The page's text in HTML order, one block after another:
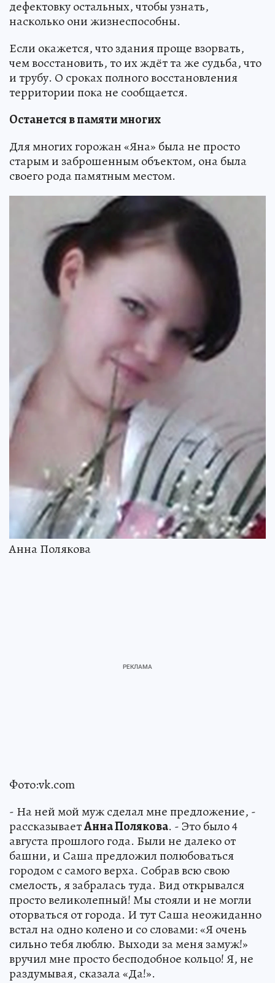
дефектовку остальных, чтобы узнать,
насколько они жизнеспособны.
Если окажется, что здания проще взорвать,
чем восстановить, то их ждёт та же судьба, что
и трубу. О сроках полного восстановления
территории пока не сообщается.
Останется в памяти многих
Для многих горожан «Яна» была не просто
старым и заброшенным объектом, она была
своего рода памятным местом.
Анна Полякова
Фото:vk.com
- На ней мой муж сделал мне предложение, -
рассказываетАнна Полякова. - Это было 4
августа прошлого года. Были не далеко от
башни, и Саша предложил полюбоваться
городом с самого верха. Собрав всю свою
смелость, я забралась туда. Вид открывался
просто великолепный! Мы стояли и не могли
оторваться от города. И тут Саша неожиданно
встал на одно колено и со словами: «Я очень
сильно тебя люблю. Выходи за меня замуж!»
вручил мне просто бесподобное кольцо! Я, не
раздумывая, сказала «Да!».